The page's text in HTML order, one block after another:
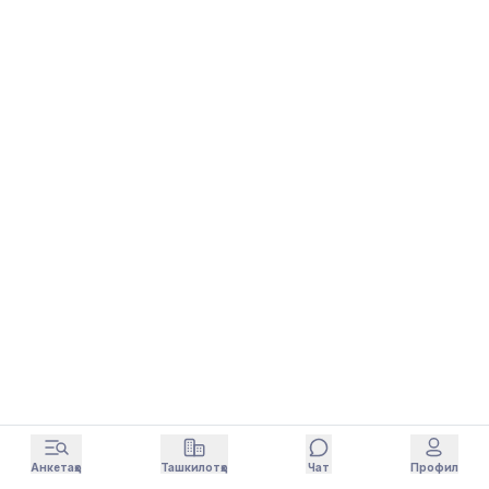
Анкетаҳо Ташкилотҳо Чат Профил